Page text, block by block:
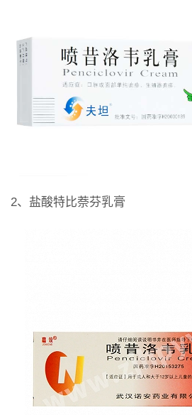
2、盐酸特比萘芬乳膏